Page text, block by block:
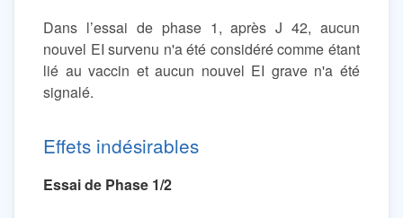
Dans l’essai de phase 1, après J 42, aucun
nouvel EI survenu n'a été considéré comme étant
lié au vaccin et aucun nouvel EI grave n'a été
signalé.
Effets indésirables
Essai de Phase 1/2